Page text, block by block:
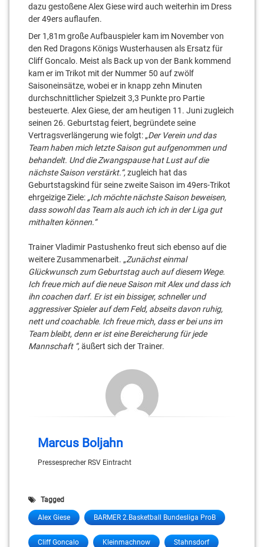
dazu gestoßene Alex Giese wird auch weiterhin im Dress
der 49ers auflaufen.
Der 1,81m große Aufbauspieler kam im November von
den Red Dragons Königs Wusterhausen als Ersatz für
Cliff Goncalo. Meist als Back up von der Bank kommend
kam er im Trikot mit der Nummer 50 auf zwölf
Saisoneinsätze, wobei er in knapp zehn Minuten
durchschnittlicher Spielzeit 3,3 Punkte pro Partie
besteuerte. Alex Giese, der am heutigen 11. Juni zugleich
seinen 26. Geburtstag feiert, begründete seine
Vertragsverlängerung wie folgt: „Der Verein und das
Team haben mich letzte Saison gut aufgenommen und
behandelt. Und die Zwangspause hat Lust auf die
nächste Saison verstärkt.“,zugleich hat das
Geburtstagskind für seine zweite Saison im 49ers-Trikot
ehrgeizige Ziele: „Ich möchte nächste Saison beweisen,
dass sowohl das Team als auch ich ich in der Liga gut
mithalten können.“
Trainer Vladimir Pastushenko freut sich ebenso auf die
weitere Zusammenarbeit. „Zunächst einmal
Glückwunsch zum Geburtstag auch auf diesem Wege.
Ich freue mich auf die neue Saison mit Alex und dass ich
ihn coachen darf. Er ist ein bissiger, schneller und
aggressiver Spieler auf dem Feld, abseits davon ruhig,
nett und coachable. Ich freue mich, dass er bei uns im
Team bleibt, denn er ist eine Bereicherung für jede
Mannschaft “,äußert sich der Trainer.
Marcus Boljahn
Pressesprecher RSV Eintracht
Tagged
Alex Giese BARMER 2.Basketball Bundesliga ProB
Cliff Goncalo Kleinmachnow Stahnsdorf